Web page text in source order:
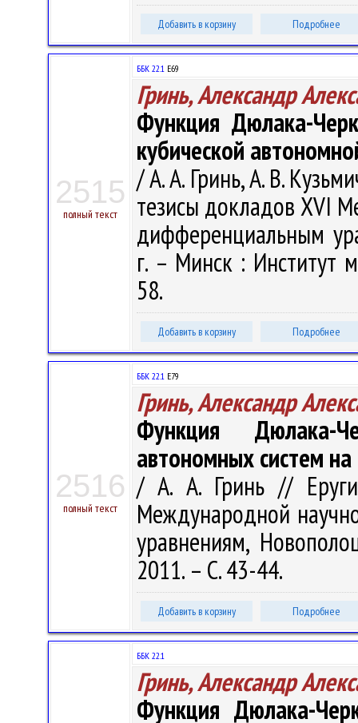
Добавить в корзину Подробнее
2515
полный текст
ББК 22.1 Е69
Гринь, Александр
Функция Дюлака-
кубической
/ А. А. Гринь, А. В.
тезисы докладов XVI
дифференциальным
г. – Минск : Институт
58.
Добавить в корзину Подробнее
2516
полный текст
ББК 22.1 Е79
Гринь, Александр
Функция Дюлака-
автономных систем
/ А. А. Гринь //
Международной
уравнениям,
2011. – С. 43-44.
Добавить в корзину Подробнее
ББК 22.1
Гринь, Александр
Функция Дюлака-